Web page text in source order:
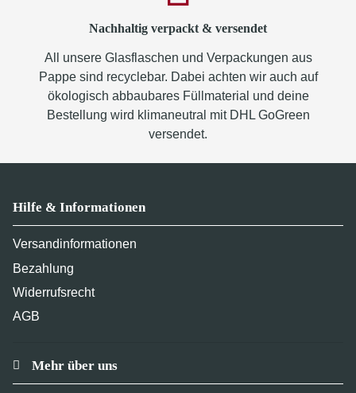
Nachhaltig verpackt & versendet
All unsere Glasflaschen und Verpackungen aus
Pappe sind recyclebar. Dabei achten wir auch auf
ökologisch abbaubares Füllmaterial und deine
Bestellung wird klimaneutral mit DHL GoGreen
versendet.
Hilfe & Informationen
Versandinformationen
Bezahlung
Widerrufsrecht
AGB
Mehr über uns